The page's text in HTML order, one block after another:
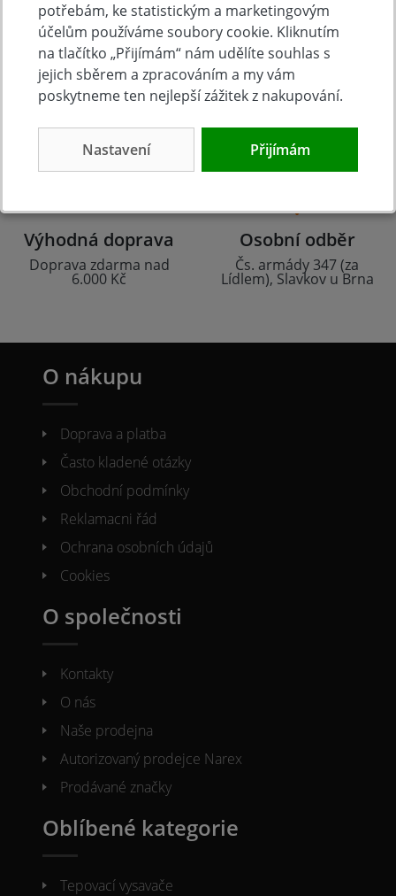
Tradice Zboží skladem
prodejny
Výhodná doprava
Doprava zdarma nad
6.000 Kč
Osobní odběr
Čs. armády 347 (za
Lídlem), Slavkov u Brna
O nákupu
Doprava a platba
Často kladené otázky
Obchodní podmínky
Reklamacni řád
Ochrana osobních údajů
Cookies
O společnosti
Kontakty
O nás
Naše prodejna
Autorizovaný prodejce Narex
Prodávané značky
Oblíbené kategorie
Tepovací vysavače
potřebám, ke statistickým a marketingovým
účelům používáme soubory cookie. Kliknutím
na tlačítko „Přijímám“ nám udělíte souhlas s
jejich sběrem a zpracováním a my vám
poskytneme ten nejlepší zážitek z nakupování.
Nastavení Přijímám